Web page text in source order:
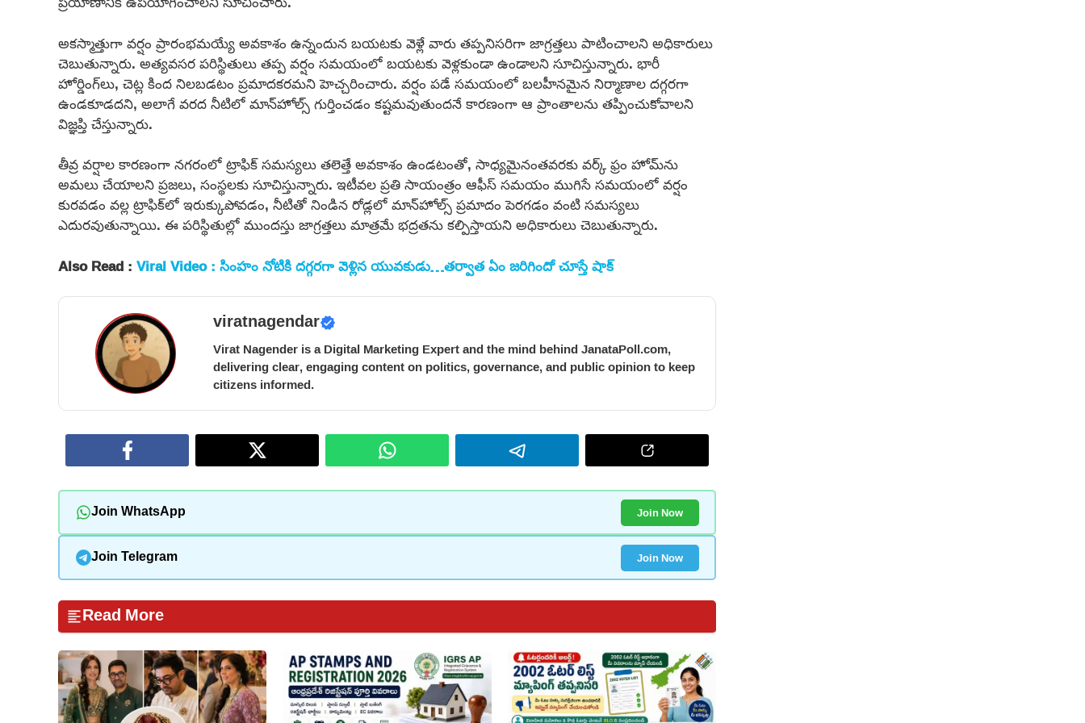
అకస్మాత్తుగా వర్షం ప్రారంభమయ్యే అవకాశం ఉన్నందున బయటకు వెళ్లే వారు తప్పనిసరిగా జాగ్రత్తలు పాటించాలని అధికారులు
చెబుతున్నారు. అత్యవసర పరిస్థితులు తప్ప వర్షం సమయంలో బయటకు వెళ్లకుండా ఉండాలని సూచిస్తున్నారు. భారీ
హోర్డింగ్‌లు, చెట్ల కింద నిలబడటం ప్రమాదకరమని హెచ్చరించారు. వర్షం పడే సమయంలో బలహీనమైన నిర్మాణాల దగ్గరగా
ఉండకూడదని, అలాగే వరద నీటిలో మాన్‌హోల్స్ గుర్తించడం కష్టమవుతుందనే కారణంగా ఆ ప్రాంతాలను తప్పించుకోవాలని
విజ్ఞప్తి చేస్తున్నారు.
తీవ్ర వర్షాల కారణంగా నగరంలో ట్రాఫిక్ సమస్యలు తలెత్తే అవకాశం ఉండటంతో, సాధ్యమైనంతవరకు వర్క్ ఫ్రం హోమ్‌ను
అమలు చేయాలని ప్రజలు, సంస్థలకు సూచిస్తున్నారు. ఇటీవల ప్రతి సాయంత్రం ఆఫీస్ సమయం ముగిసే సమయంలో వర్షం
కురవడం వల్ల ట్రాఫిక్‌లో ఇరుక్కుపోవడం, నీటితో నిండిన రోడ్లలో మాన్‌హోల్స్ ప్రమాదం పెరగడం వంటి సమస్యలు
ఎదురవుతున్నాయి. ఈ పరిస్థితుల్లో ముందస్తు జాగ్రత్తలు మాత్రమే భద్రతను కల్పిస్తాయని అధికారులు చెబుతున్నారు.
Also Read :Viral Video : సింహం నోటికి దగ్గరగా వెళ్లిన యువకుడు…తర్వాత ఏం జరిగిందో చూస్తే షాక్
viratnagendar
Virat Nagender is a Digital Marketing Expert and the mind behind JanataPoll.com,
delivering clear, engaging content on politics, governance, and public opinion to keep
citizens informed.
Join WhatsApp Join Now
Join Telegram Join Now
Read More